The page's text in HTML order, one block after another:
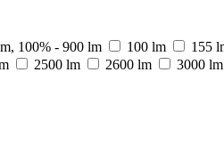
100% - 900 lm 100 lm 155
2500 lm 2600 lm 3000 lm